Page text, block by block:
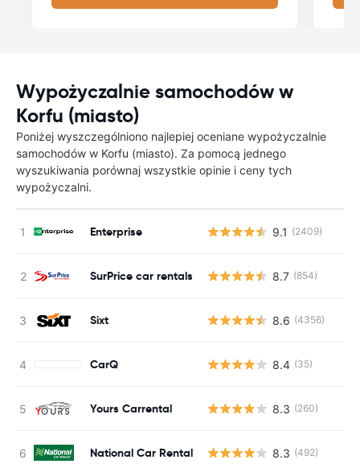
Wypożyczalnie samochodów w
Korfu (miasto)
Poniżej wyszczególniono najlepiej oceniane wypożyczalnie
samochodów w Korfu (miasto). Za pomocą jednego
wyszukiwania porównaj wszystkie opinie i ceny tych
wypożyczalni.
Enterprise 9.1 (2409)
SurPrice car rentals 8.7 (854)
Sixt 8.6 (4356)
CarQ 8.4 (35)
Yours Carrental 8.3 (260)
National Car Rental 8.3 (492)